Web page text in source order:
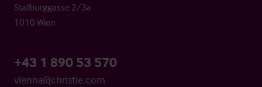
Stallburggasse 2/3a
1010 Wien
+43 1 890 53 570
vienna@christie.com